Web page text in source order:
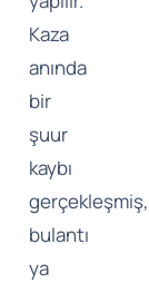
Kaza
anında
bir
şuur
kaybı
gerçekleşmiş,
bulantı
ya